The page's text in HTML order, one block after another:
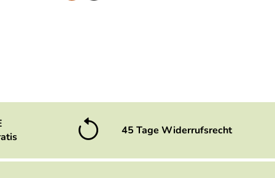
45 Tage Widerrufsrecht